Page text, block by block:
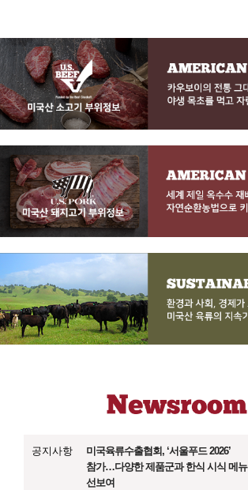
공지사항
미국육류수출협회, ‘서울푸드 2026’
참가…다양한 제품군과 한식 시식 메뉴
선보여